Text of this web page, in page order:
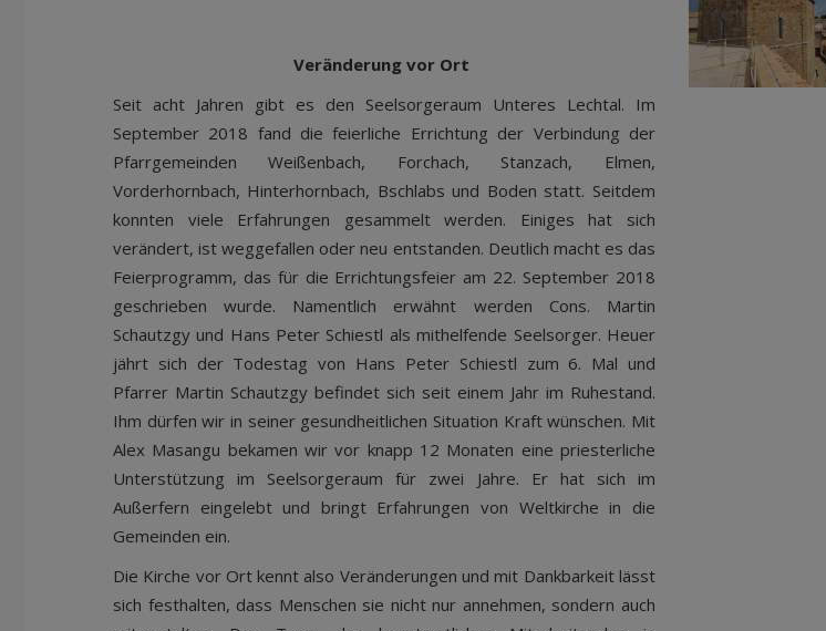
Veränderung vor Ort
Seit acht Jahren gibt es den Seelsorgeraum Unteres Lechtal. Im
September 2018 fand die feierliche Errichtung der Verbindung der
Pfarrgemeinden Weißenbach, Forchach, Stanzach, Elmen,
Vorderhornbach, Hinterhornbach, Bschlabs und Boden statt. Seitdem
konnten viele Erfahrungen gesammelt werden. Einiges hat sich
verändert, ist weggefallen oder neu entstanden. Deutlich macht es das
Feierprogramm, das für die Errichtungsfeier am 22. September 2018
geschrieben wurde. Namentlich erwähnt werden Cons. Martin
Schautzgy und Hans Peter Schiestl als mithelfende Seelsorger. Heuer
jährt sich der Todestag von Hans Peter Schiestl zum 6. Mal und
Pfarrer Martin Schautzgy befindet sich seit einem Jahr im Ruhestand.
Ihm dürfen wir in seiner gesundheitlichen Situation Kraft wünschen. Mit
Alex Masangu bekamen wir vor knapp 12 Monaten eine priesterliche
Unterstützung im Seelsorgeraum für zwei Jahre. Er hat sich im
Außerfern eingelebt und bringt Erfahrungen von Weltkirche in die
Gemeinden ein.
Die Kirche vor Ort kennt also Veränderungen und mit Dankbarkeit lässt
sich festhalten, dass Menschen sie nicht nur annehmen, sondern auch